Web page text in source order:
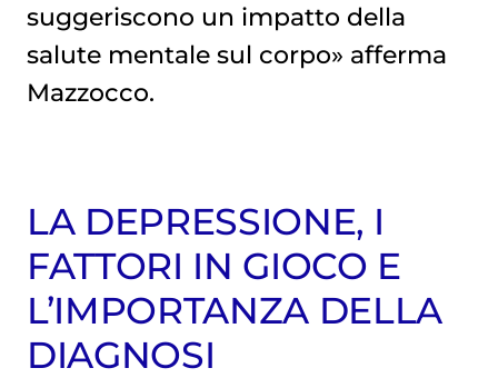
suggeriscono un impatto della
salute mentale sul corpo» afferma
Mazzocco.
LA DEPRESSIONE, I
FATTORI IN GIOCO E
L’IMPORTANZA DELLA
DIAGNOSI